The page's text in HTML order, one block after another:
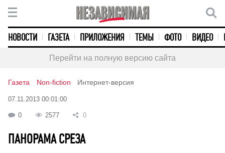
НОВОСТИ ГАЗЕТА ПРИЛОЖЕНИЯ ТЕМЫ ФОТО ВИДЕО
Перейти на полную версию сайта
Газета Non-fiction Интернет-версия
07.11.2013 00:01:00
0 2577 0
ПАНОРАМА СРЕЗА